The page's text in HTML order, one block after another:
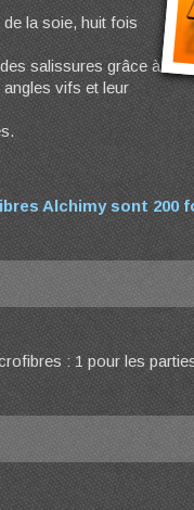
la soie, huit fois
salissures grâce à
vifs et leur
Alchimy sont 200
: 1 pour les